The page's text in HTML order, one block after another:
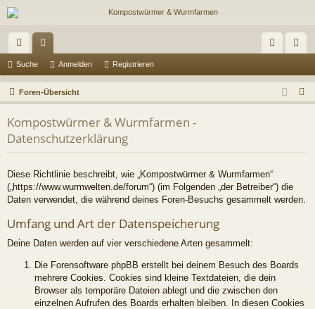
ch
ne
llz
ug
en m
el
ist
rie
Suche Anmelden Registrieren
Foren-Übersicht
u
Kompostwürmer & Wurmfarmen -
Datenschutzerklärung
Diese Richtlinie beschreibt, wie „Kompostwürmer & Wurmfarmen“
(„https://www.wurmwelten.de/forum“) (im Folgenden „der Betreiber“) die
Daten verwendet, die während deines Foren-Besuchs gesammelt werden.
Umfang und Art der Datenspeicherung
Deine Daten werden auf vier verschiedene Arten gesammelt:
Die Forensoftware phpBB erstellt bei deinem Besuch des Boards
mehrere Cookies. Cookies sind kleine Textdateien, die dein
Browser als temporäre Dateien ablegt und die zwischen den
einzelnen Aufrufen des Boards erhalten bleiben. In diesen Cookies